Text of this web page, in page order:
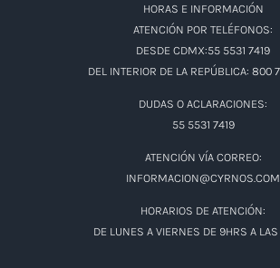
HORAS E INFORMACIÓN
ATENCIÓN POR TELÉFONOS:
DESDE CDMX:55 5531 7419
DEL INTERIOR DE LA REPÚBLICA: 800
DUDAS O ACLARACIONES:
55 5531 7419
ATENCIÓN VÍA CORREO:
INFORMACION@CYRNOS.COM
HORARIOS DE ATENCIÓN:
DE LUNES A VIERNES DE 9HRS A